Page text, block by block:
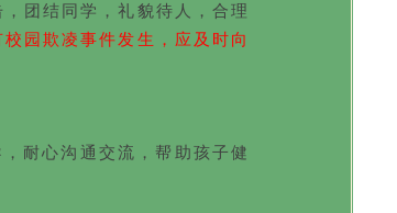
团结同学，礼貌待人，合理
校园欺凌事件发生，应及时向
，耐心沟通交流，帮助孩子健